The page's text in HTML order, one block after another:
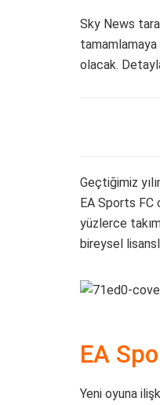
Sky News
tamamlamaya
olacak.
Geçtiğimiz
EA Sports FC
yüzlerce
bireysel
EA
Yeni oyuna